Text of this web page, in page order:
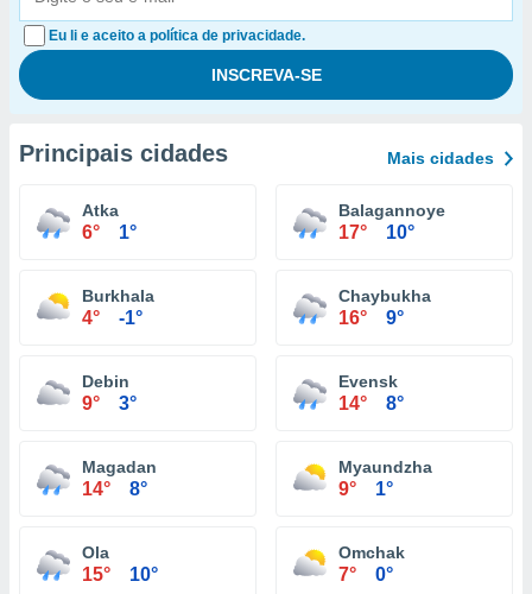
Eu li e aceito a política de privacidade.
Principais cidades Mais cidades
Atka
6° 1°
Balagannoye
17° 10°
Burkhala
4° -1°
Chaybukha
16° 9°
Debin
9° 3°
Evensk
14° 8°
Magadan
14° 8°
Myaundzha
9° 1°
Ola
15° 10°
Omchak
7° 0°